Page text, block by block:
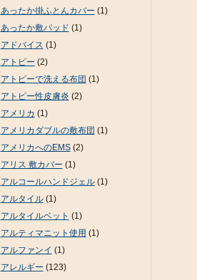
あったか掛ふとんカバー (1)
あったか敷パッド (1)
アドバイス (1)
アトピー (2)
アトピーで洗える布団 (1)
アトピー性皮膚炎 (2)
アメリカ (1)
アメリカダブルの敷布団 (1)
アメリカへのEMS(2)
アリス 敷カバー (1)
アルコールハンドジェル(1)
アルタイル(1)
アルタイルベット (1)
アルティマニット使用 (1)
アルファンイ (1)
アレルギー (123)